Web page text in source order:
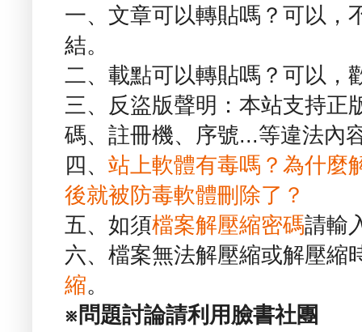
一、文章可以轉貼嗎？可以，
結。
二、載點可以轉貼嗎？可以，
三、反盜版聲明：本站支持正
碼、註冊機、序號...等違法內
四、 站上軟體有毒嗎？為什麼
後就被防毒軟體刪除了？
五、如須檔案解壓縮密碼請輸
六、檔案無法解壓縮或解壓縮
縮。
※問題討論請利用臉書社團